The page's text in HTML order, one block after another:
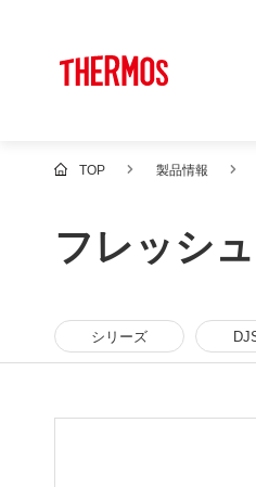
TOP 製品情報
フレッシ
シリーズ